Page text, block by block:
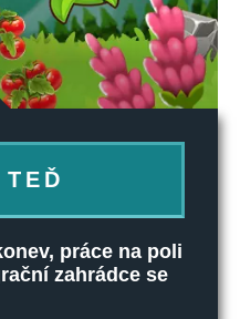
práce na poli
zahrádce se